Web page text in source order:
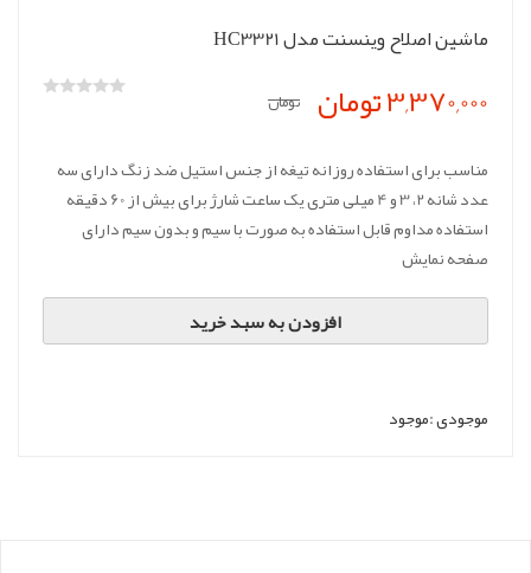
ماشین اصلاح وینسنت مدل HC3321
3,370,000 تومان تومان
مناسب برای استفاده روزانه تیغه از جنس استیل ضد زنگ دارای سه
عدد شانه 2، 3 و 4 میلی متری یک ساعت شارژ برای بیش از 60 دقیقه
استفاده مداوم قابل استفاده به صورت با سیم و بدون سیم دارای
صفحه نمایش
افزودن به سبد خرید
موجودی :موجود